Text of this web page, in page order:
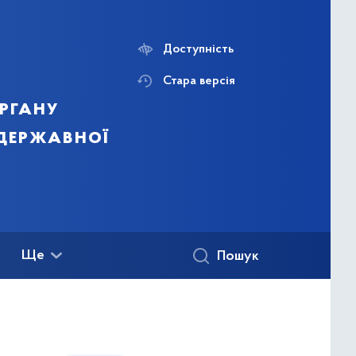
Доступність
Стара версія
Ще Пошук